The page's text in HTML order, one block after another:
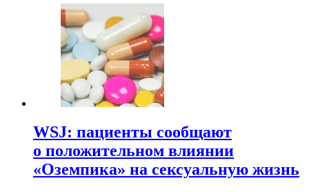
WSJ: пациенты сообщают
о положительном влиянии
«Оземпика» на сексуальную жизнь